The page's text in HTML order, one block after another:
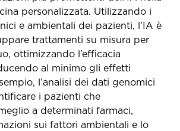
personalizzata. Utilizzando i
e ambientali dei pazienti, l’IA è
trattamenti su misura per
ottimizzando l’efficacia
al minimo gli effetti
l’analisi dei dati genomici
i pazienti che
a determinati farmaci,
sui fattori ambientali e lo